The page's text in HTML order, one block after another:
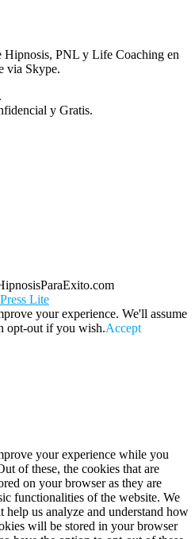
Hipnosis, PNL y Life Coaching en
via Skype.
y Gratis.
Lite
your experience. We'll assume
opt-out if you wish.Accept
your experience while you
of these, the cookies that are
on your browser as they are
functionalities of the website. We
help us analyze and understand how
will be stored in your browser